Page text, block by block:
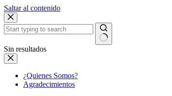
Saltar al contenido
Sin resultados
¿Quienes Somos?
Agradecimientos